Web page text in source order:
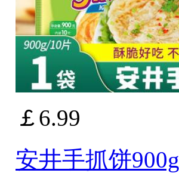
￡6.99
安井手抓饼900g